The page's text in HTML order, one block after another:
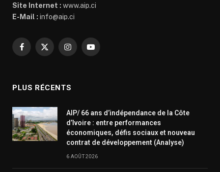
Site Internet : www.aip.ci
E-Mail : info@aip.ci
Facebook
X
InstagramYouTube
PLUS RÉCENTS
AIP/ 66 ans d’indépendance de la Côte
d’Ivoire : entre performances
économiques, défis sociaux et nouveau
contrat de développement (Analyse)
6 AOÛT 2026